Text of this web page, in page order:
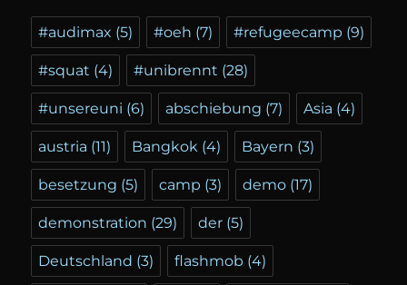
#audimax (5) #oeh (7) #refugeecamp (9)
#squat (4) #unibrennt (28)
#unsereuni (6) abschiebung (7) Asia (4)
austria (11) Bangkok (4) Bayern (3)
besetzung (5) camp (3) demo (17)
demonstration (29) der (5)
Deutschland (3) flashmob (4)